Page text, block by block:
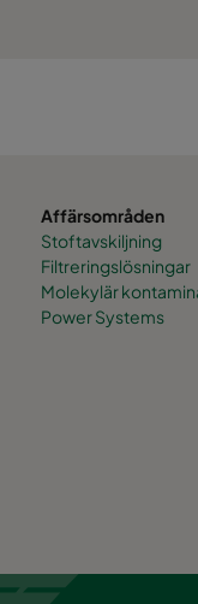
Affärsområden
Stoftavskiljning
Filtreringslösningar
Molekylär
Power Systems